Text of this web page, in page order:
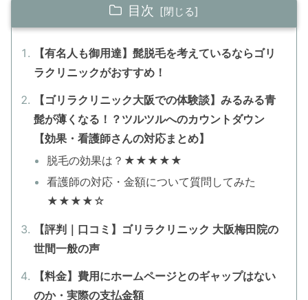
目次
【有名人も御用達】髭脱毛を考えているならゴリ
ラクリニックがおすすめ！
【ゴリラクリニック大阪での体験談】みるみる青
髭が薄くなる！？ツルツルへのカウントダウン
【効果・看護師さんの対応まとめ】
脱毛の効果は？★★★★★
看護師の対応・金額について質問してみた
★★★★☆
【評判｜口コミ】ゴリラクリニック 大阪梅田院の
世間一般の声
【料金】費用にホームページとのギャップはない
のか・実際の支払金額